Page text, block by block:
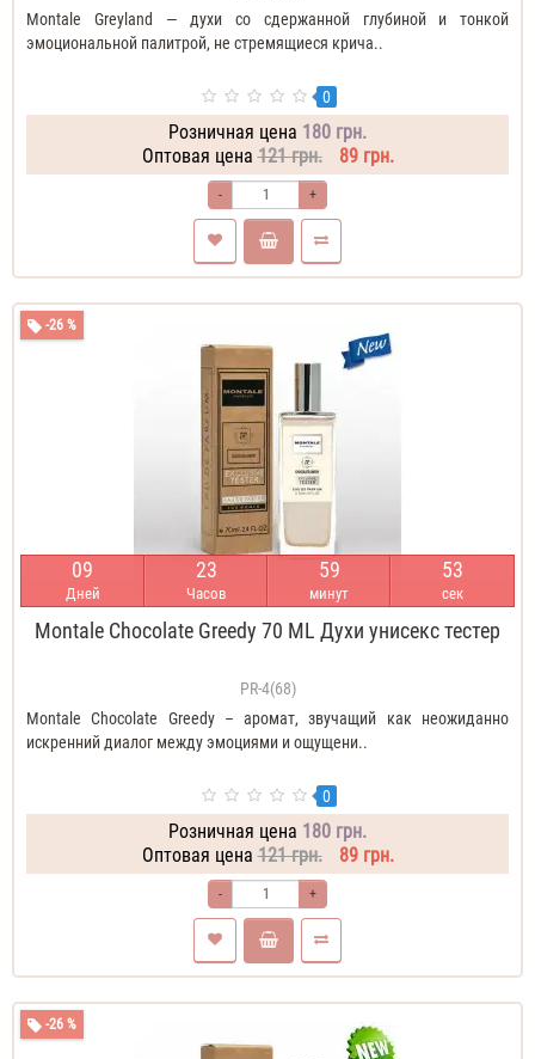
Montale Greyland — духи со сдержанной глубиной и тонкой
эмоциональной палитрой, не стремящиеся крича..
0
Розничная цена 180 грн.
Оптовая цена 121 грн. 89 грн.
- +
-26 %
09
Дней
23
Часов
59
минут
52
сек
Montale Chocolate Greedy 70 ML Духи унисекс тестер
PR-4(68)
Montale Chocolate Greedy – аромат, звучащий как неожиданно
искренний диалог между эмоциями и ощущени..
0
Розничная цена 180 грн.
Оптовая цена 121 грн. 89 грн.
- +
-26 %